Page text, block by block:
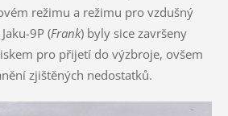
režimu a režimu pro vzdušný
9P (Frank) byly sice završeny
pro přijetí do výzbroje, ovšem
zjištěných nedostatků.